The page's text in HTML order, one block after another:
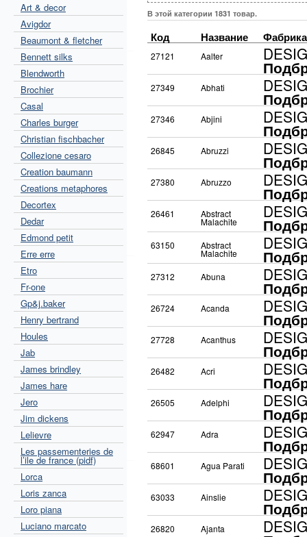
Art & decor
Avigdor
Beaumont & fletcher
Bennett silks
Blendworth
Brochier
Casal
Charles burger
Christian fischbacher
Collezione cesaro
Creation baumann
Creations metaphores
Decortex
Dedar
Edmond petit
Erre erre
Etro
Fr-one
Gp&j.baker
Henry bertrand
Houles
Jab
James brindley
James hare
Jero
Jim dickens
Lelievre
Les passementeries de
l’ile de france (pidf)
Lorca
Loris zanca
Loro piana
Luciano marcato
В этой категории 1831 товар.
Код Название Фабрика
27121 Aalter
27349 Abhati
27346 Abjini
26845 Abruzzi
27380 Abruzzo
26461 Abstract
Malachite
63150 Abstract
Malachite
27312 Abuna
26724 Acanda
27728 Acanthus
26482 Acri
26505 Adelphi
62947 Adra
68601 Agua Parati
63033 Ainslie
26820 Ajanta